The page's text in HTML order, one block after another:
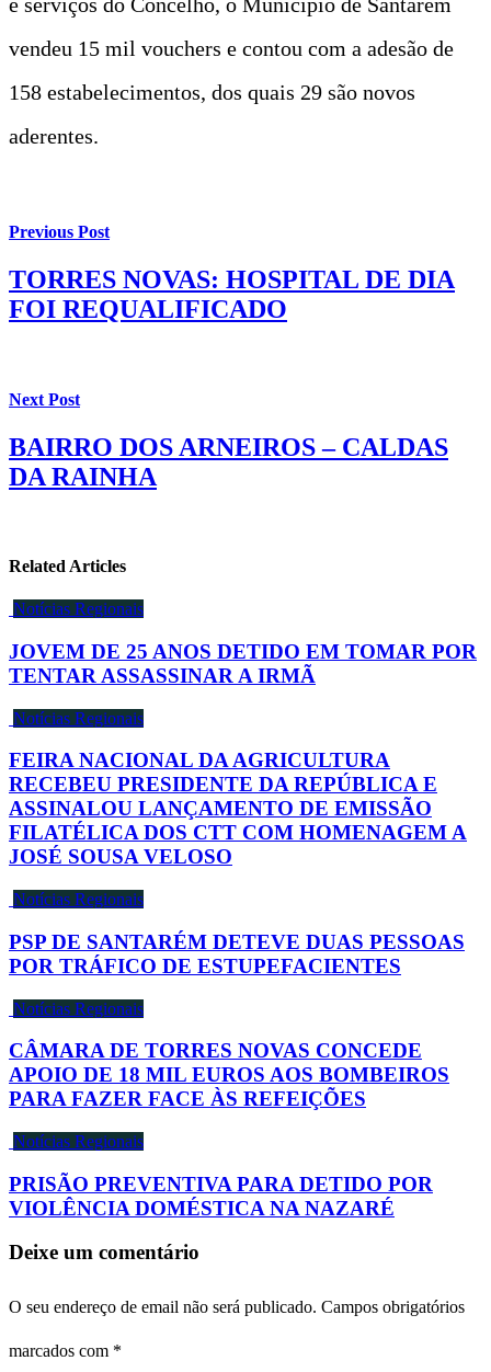
vendeu 15 mil vouchers e contou com a adesão de
158 estabelecimentos, dos quais 29 são novos
aderentes.
Previous Post
TORRES NOVAS: HOSPITAL DE DIA
FOI REQUALIFICADO
Next Post
BAIRRO DOS ARNEIROS – CALDAS
DA RAINHA
Related Articles
Notícias Regionais
JOVEM DE 25 ANOS DETIDO EM TOMAR POR
TENTAR ASSASSINAR A IRMÃ
Notícias Regionais
FEIRA NACIONAL DA AGRICULTURA
RECEBEU PRESIDENTE DA REPÚBLICA E
ASSINALOU LANÇAMENTO DE EMISSÃO
FILATÉLICA DOS CTT COM HOMENAGEM A
JOSÉ SOUSA VELOSO
Notícias Regionais
PSP DE SANTARÉM DETEVE DUAS PESSOAS
POR TRÁFICO DE ESTUPEFACIENTES
Notícias Regionais
CÂMARA DE TORRES NOVAS CONCEDE
APOIO DE 18 MIL EUROS AOS BOMBEIROS
PARA FAZER FACE ÀS REFEIÇÕES
Notícias Regionais
PRISÃO PREVENTIVA PARA DETIDO POR
VIOLÊNCIA DOMÉSTICA NA NAZARÉ
Deixe um comentário
O seu endereço de email não será publicado. Campos obrigatórios
marcados com *